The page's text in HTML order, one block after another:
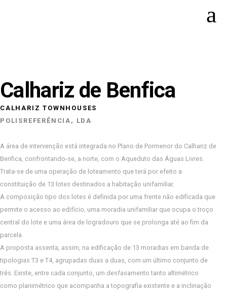
Calhariz de Benfica
CALHARIZ TOWNHOUSES
POLISREFERÊNCIA, LDA
A área de intervenção está integrada no Plano de Pormenor do Calhariz de
Benfica, confrontando-se, a norte, com o Aqueduto das Águas Livres.
Trata-se de uma operação de loteamento que terá por efeito a
constituição de 13 lotes destinados a habitação unifamiliar.
A composição tipo dos lotes é definida por uma frente não edificada que
permite o acesso ao edifício, uma moradia unifamiliar que ocupa o troço
central do lote e uma área de logradouro que se prolonga até ao fim da
parcela.
A proposta assenta, assim, na edificação de 13 moradias em banda de
tipologias T3 e T4, agrupadas duas a duas, com um último conjunto de
três. Existe, entre cada conjunto, um desfasamento tanto altimétrico
como planimétrico que acompanha a topografia existente e a inclinação